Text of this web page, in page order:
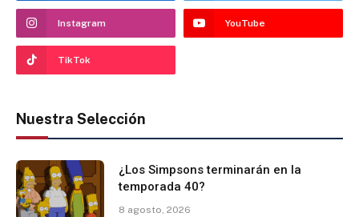
Instagram YouTube
TikTok
Nuestra Selección
¿Los Simpsons terminarán en la
temporada 40?
8 agosto, 2026